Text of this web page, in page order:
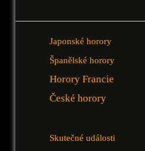
Japonské horory
Španělské horory
Horory Francie
České horory
Skutečné události